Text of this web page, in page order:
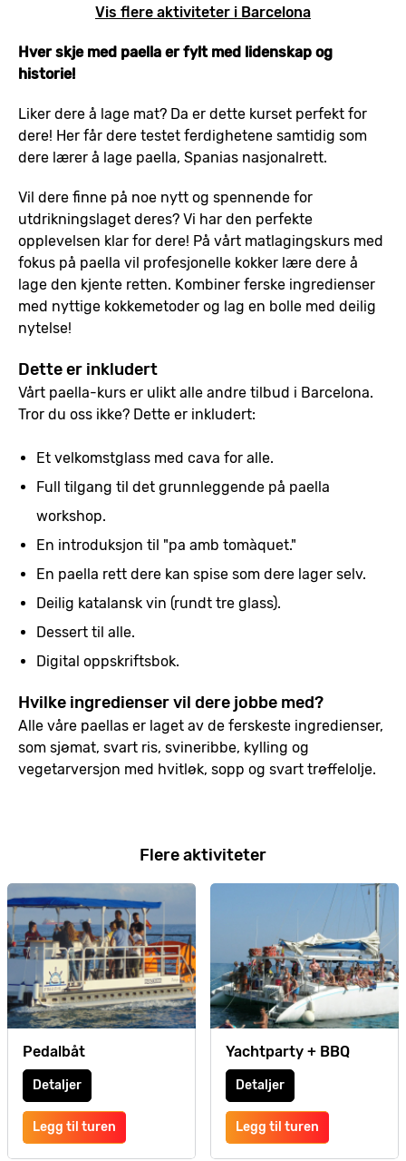
Vis flere aktiviteter i Barcelona
Hver skje med paella er fylt med lidenskap og
historie!
Liker dere å lage mat? Da er dette kurset perfekt for
dere! Her får dere testet ferdighetene samtidig som
dere lærer å lage paella, Spanias nasjonalrett.
Vil dere finne på noe nytt og spennende for
utdrikningslaget deres? Vi har den perfekte
opplevelsen klar for dere! På vårt matlagingskurs med
fokus på paella vil profesjonelle kokker lære dere å
lage den kjente retten. Kombiner ferske ingredienser
med nyttige kokkemetoder og lag en bolle med deilig
nytelse!
Dette er inkludert
Vårt paella-kurs er ulikt alle andre tilbud i Barcelona.
Tror du oss ikke? Dette er inkludert:
Et velkomstglass med cava for alle.
Full tilgang til det grunnleggende på paella
workshop.
En introduksjon til "pa amb tomàquet."
En paella rett dere kan spise som dere lager selv.
Deilig katalansk vin (rundt tre glass).
Dessert til alle.
Digital oppskriftsbok.
Hvilke ingredienser vil dere jobbe med?
Alle våre paellas er laget av de ferskeste ingredienser,
som sjømat, svart ris, svineribbe, kylling og
vegetarversjon med hvitløk, sopp og svart trøffelolje.
Flere aktiviteter
Pedalbåt
Detaljer
Legg til turen
Yachtparty + BBQ
Detaljer
Legg til turen